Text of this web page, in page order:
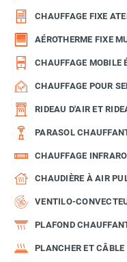
CHAUFFAGE FIXE
AÉROTHERME FIXE
CHAUFFAGE MOBILE
CHAUFFAGE POUR
RIDEAU D'AIR ET
PARASOL
CHAUFFAGE
CHAUDIÈRE À AIR
VENTILO-
PLAFOND
PLANCHER ET